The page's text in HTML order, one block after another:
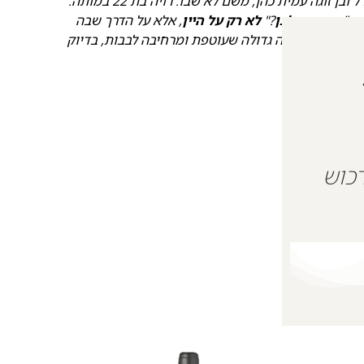
"
אדום או לבן?" לא רק על היין, אלא על הדרך שבה
אהבה גדולה שעוטפת ומרחיבה לבבות, בדיוק
מנת לרכוש